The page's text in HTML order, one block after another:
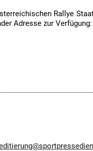
Rallye
Adresse zur Verfügung: